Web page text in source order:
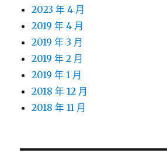
2023 年 4 月
2019 年 4 月
2019 年 3 月
2019 年 2 月
2019 年 1 月
2018 年 12 月
2018 年 11 月